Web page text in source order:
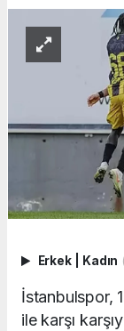
Erkek Kadın
İstanbulspor,
ile karşı